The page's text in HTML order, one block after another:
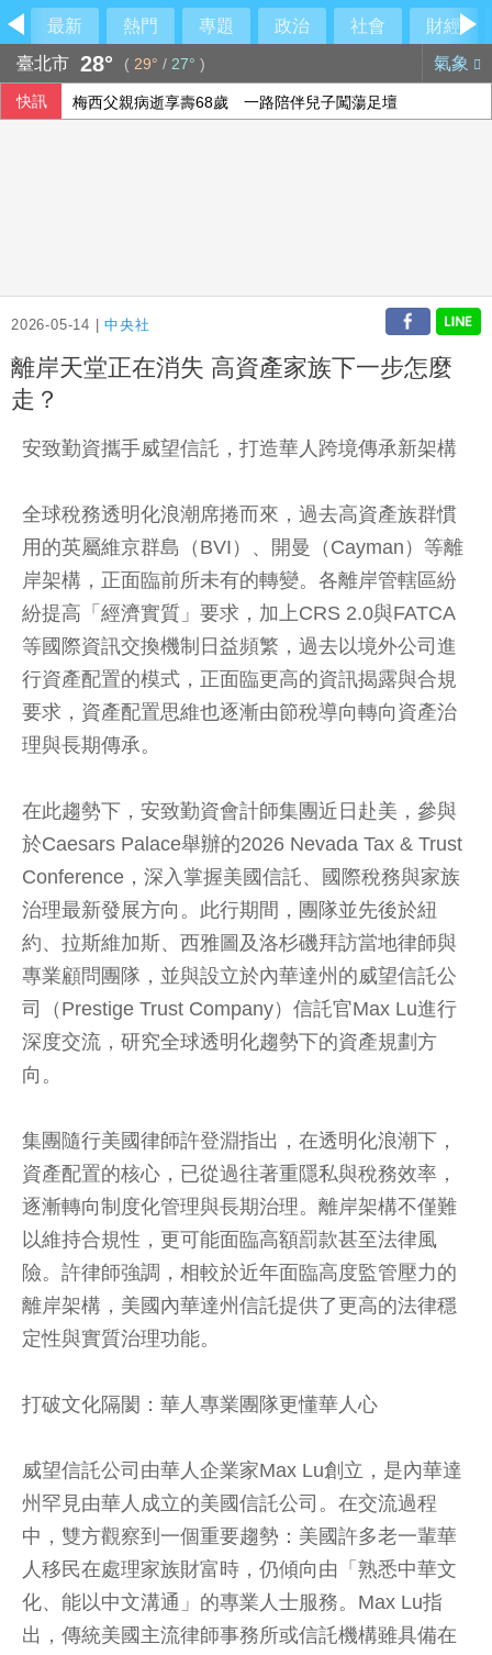
最新 熱門 專題 政治 社會
財經
臺北市 28° ( 29° / 27° ) 氣象
快訊 梅西父親病逝享壽68歲 一路陪伴兒子闖蕩足壇
2026-05-14 |中央社
離岸天堂正在消失 高資產家族下一步怎麼
走？
安致勤資攜手威望信託，打造華人跨境傳承新架構
全球稅務透明化浪潮席捲而來，過去高資產族群慣
用的英屬維京群島（BVI）、開曼（Cayman）等離
岸架構，正面臨前所未有的轉變。各離岸管轄區紛
紛提高「經濟實質」要求，加上CRS 2.0與FATCA
等國際資訊交換機制日益頻繁，過去以境外公司進
行資產配置的模式，正面臨更高的資訊揭露與合規
要求，資產配置思維也逐漸由節稅導向轉向資產治
理與長期傳承。
在此趨勢下，安致勤資會計師集團近日赴美，參與
於Caesars Palace舉辦的2026 Nevada Tax & Trust
Conference，深入掌握美國信託、國際稅務與家族
治理最新發展方向。此行期間，團隊並先後於紐
約、拉斯維加斯、西雅圖及洛杉磯拜訪當地律師與
專業顧問團隊，並與設立於內華達州的威望信託公
司（Prestige Trust Company）信託官Max Lu進行
深度交流，研究全球透明化趨勢下的資產規劃方
向。
集團隨行美國律師許登淵指出，在透明化浪潮下，
資產配置的核心，已從過往著重隱私與稅務效率，
逐漸轉向制度化管理與長期治理。離岸架構不僅難
以維持合規性，更可能面臨高額罰款甚至法律風
險。許律師強調，相較於近年面臨高度監管壓力的
離岸架構，美國內華達州信託提供了更高的法律穩
定性與實質治理功能。
打破文化隔閡：華人專業團隊更懂華人心
威望信託公司由華人企業家Max Lu創立，是內華達
州罕見由華人成立的美國信託公司。在交流過程
中，雙方觀察到一個重要趨勢：美國許多老一輩華
人移民在處理家族財富時，仍傾向由「熟悉中華文
化、能以中文溝通」的專業人士服務。Max Lu指
出，傳統美國主流律師事務所或信託機構雖具備在